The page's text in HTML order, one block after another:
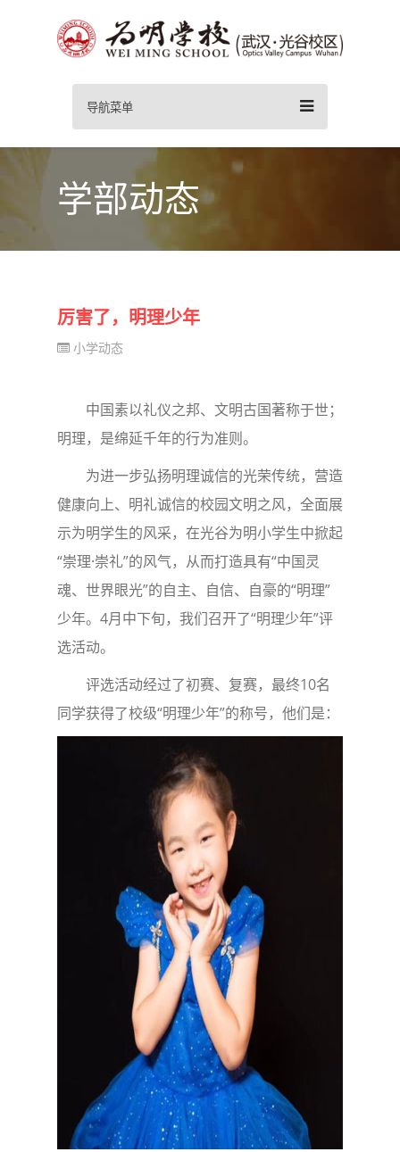
导航菜单
学部动态
厉害了，明理少年
小学动态
中国素以礼仪之邦、文明古国著称于世；
明理，是绵延千年的行为准则。
为进一步弘扬明理诚信的光荣传统，营造
健康向上、明礼诚信的校园文明之风，全面展
示为明学生的风采，在光谷为明小学生中掀起
“崇理·崇礼”的风气，从而打造具有“中国灵
魂、世界眼光”的自主、自信、自豪的“明理”
少年。4月中下旬，我们召开了“明理少年”评
选活动。
评选活动经过了初赛、复赛，最终10名
同学获得了校级“明理少年”的称号，他们是：